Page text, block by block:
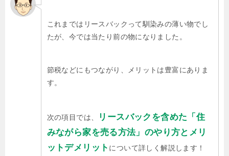
これまではリースバックって馴染みの薄い物でし
たが、今では当たり前の物になりました。
節税などにもつながり、メリットは豊富にありま
す。
次の項目では、
リースバックを含めた「住
みながら家を売る方法」のやり方とメリ
ットデメリット について詳しく解説します！